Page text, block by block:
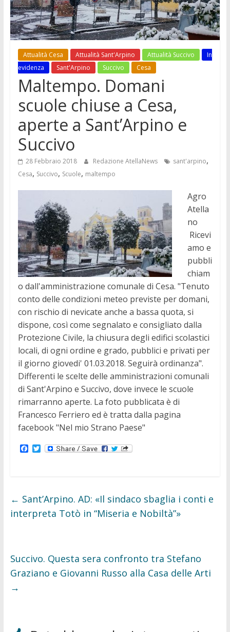
Attualità Cesa Attualità Sant'Arpino Attualità Succivo
In
evidenza
Sant'Arpino Succivo Cesa
Maltempo. Domani
scuole chiuse a Cesa,
aperte a Sant’Arpino e
Succivo
28 Febbraio 2018 Redazione AtellaNews sant'arpino,
Cesa, Succivo, Scuole, maltempo
Agro
Atella
no
Ricevi
amo e
pubbli
chiam
o dall'amministrazione comunale di Cesa. "Tenuto
conto delle condizioni meteo previste per domani,
con rischio di nevicate anche a bassa quota, si
dispone, così come segnalato e consigliato dalla
Protezione Civile, la chiusura degli edifici scolastici
locali, di ogni ordine e grado, pubblici e privati per
il giorno giovedi' 01.03.2018. Seguirà ordinanza".
Differenti le scelte delle amministrazioni comunali
di Sant'Arpino e Succivo, dove invece le scuole
rimarranno aperte. La foto pubblicata è di
Francesco Ferriero ed è tratta dalla pagina
facebook "Nel mio Strano Paese"
F
o
k
T
r
← Sant’Arpino. AD: «Il sindaco sbaglia i conti e
interpreta Totò in “Miseria e Nobiltà”»
Succivo. Questa sera confronto tra Stefano
Graziano e Giovanni Russo alla Casa delle Arti
→